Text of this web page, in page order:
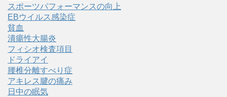
スポーツパフォーマンスの向上
EBウイルス感染症
貧血
潰瘍性大腸炎
フィシオ検査項目
ドライアイ
腰椎分離すべり症
アキレス腱の痛み
日中の眠気